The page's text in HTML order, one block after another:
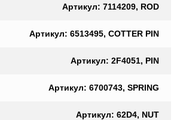
Артикул: 7114209, ROD
Артикул: 6513495, COTTER PIN
Артикул: 2F4051, PIN
Артикул: 6700743, SPRING
Артикул: 62D4, NUT